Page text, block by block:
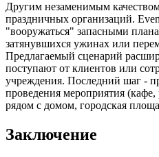
Другим незаменимым
праздничных организаций.
"вооружаться" запасными
затянувшихся ужинах или
Предлагаемый сценарий
поступают от клиентов или
учреждения. Последний шаг -
проведения мероприятия
рядом с домом, городская
Заключение